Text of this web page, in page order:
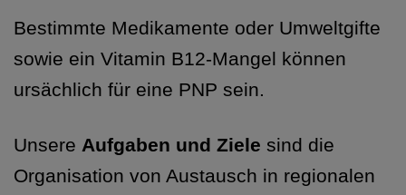
Bestimmte Medikamente oder Umweltgifte
sowie ein Vitamin B12-Mangel können
ursächlich für eine PNP sein.
Unsere Aufgaben und Ziele sind die
Organisation von Austausch in regionalen